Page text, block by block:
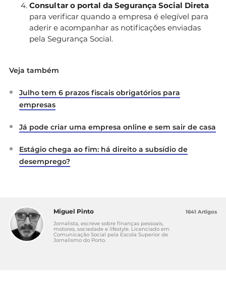
Consultar o portal da Segurança Social Direta
para verificar quando a empresa é elegível para
aderir e acompanhar as notificações enviadas
pela Segurança Social.
Veja também
Julho tem 6 prazos fiscais obrigatórios para
empresas
Já pode criar uma empresa online e sem sair de casa
Estágio chega ao fim: há direito a subsídio de
desemprego?
Miguel Pinto
Jornalista, escreve sobre finanças pessoais,
motores, sociedade e lifestyle. Licenciado em
Comunicação Social pela Escola Superior de
Jornalismo do Porto.
1641 Artigos